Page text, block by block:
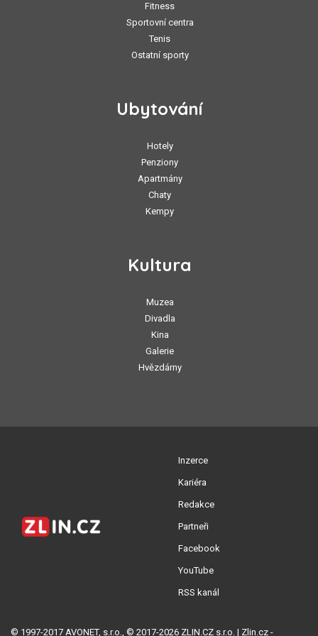
Fitness
Sportovní centra
Tenis
Ostatní sporty
Ubytování
Hotely
Penziony
Apartmány
Chaty
Kempy
Kultura
Muzea
Divadla
Kina
Galerie
Hvězdárny
Inzerce
Kariéra
Redakce
Partneři
Facebook
YouTube
RSS kanál
© 1997-2017 AVONET, s.r.o., © 2017-2026 ZLIN.CZ s.r.o. | Zlin.cz -